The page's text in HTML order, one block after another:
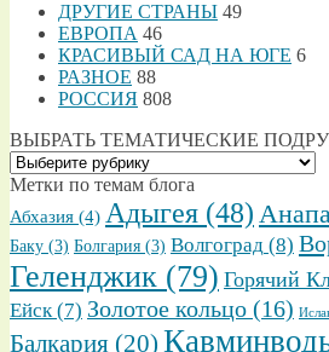
ДРУГИЕ СТРАНЫ 49
ЕВРОПА 46
КРАСИВЫЙ САД НА ЮГЕ 6
РАЗНОЕ 88
РОССИЯ 808
ВЫБРАТЬ ТЕМАТИЧЕСКИЕ
ВЫБРАТЬ
ТЕМАТИЧЕСКИЕ
ПОДРУБРИКИ
Метки по темам блога
Абхазия (4) Адыгея (48)
Баку (3) Болгария (3) Волгоград (8)
Геленджик (79) Горячий
Ейск(7) Золотое кольцо (16)
Балкария (20)